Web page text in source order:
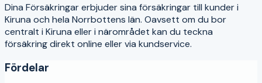
Dina Försäkringarerbjuder sina försäkringar till kunder i
Kiruna och hela Norrbottens län. Oavsett om du bor
centralt i Kiruna eller i närområdet kan du teckna
försäkring direkt online eller via kundservice.
Fördelar